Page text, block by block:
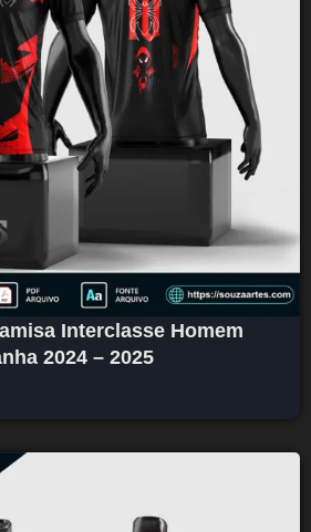
Interclasse Homem
2024 – 2025